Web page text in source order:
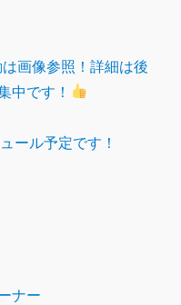
画像参照！詳細は後
中です！
ール予定です！
ナー